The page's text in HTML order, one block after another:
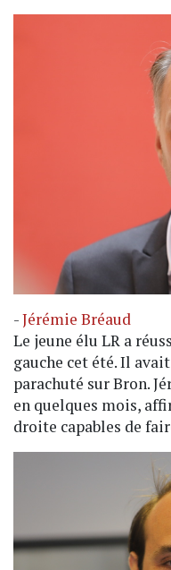
-Jérémie Bréaud
Le jeune élu LR a
gauche cet été. Il
parachuté sur Bron.
en quelques mois,
droite capables de